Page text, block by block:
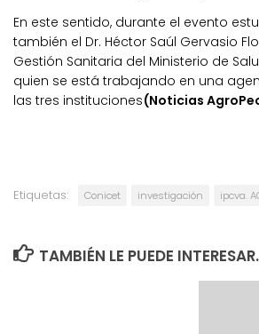
En este sentido, durante el evento
también el Dr. Héctor Saúl Gervasio
Gestión Sanitaria del Ministerio de
quien se está trabajando en una
las tres instituciones(Noticias
Etiquetas: Conicet investigación ipcva.
TAMBIÉN LE PUEDE